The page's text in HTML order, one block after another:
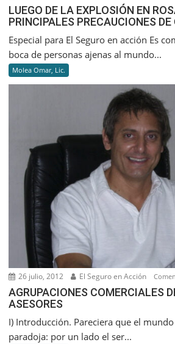
LUEGO DE LA EXPLOSIÓN EN
PRINCIPALES PRECAUCIONES
Especial para El Seguro en acción Es
boca de personas ajenas al mundo...
Molea Omar, Lic.
26 julio, 2012 El Seguro en Acción
AGRUPACIONES COMERCIALES
ASESORES
I) Introducción. Pareciera que el
paradoja: por un lado el ser...